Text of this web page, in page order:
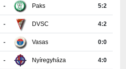
DVSC 4:2
Vasas 0:0
Nyíregyháza 4:0
MTK 3:3